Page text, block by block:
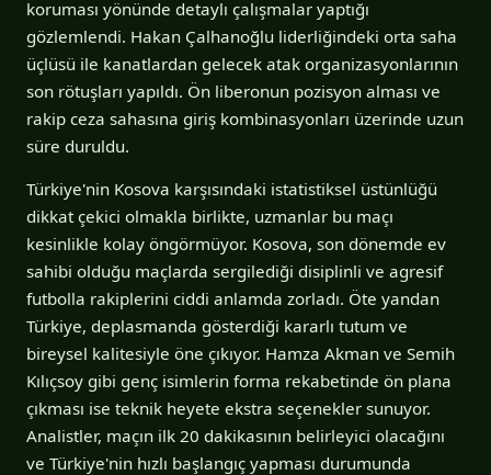
koruması yönünde detaylı çalışmalar yaptığı
gözlemlendi. Hakan Çalhanoğlu liderliğindeki orta saha
üçlüsü ile kanatlardan gelecek atak organizasyonlarının
son rötuşları yapıldı. Ön liberonun pozisyon alması ve
rakip ceza sahasına giriş kombinasyonları üzerinde uzun
süre duruldu.
Türkiye'nin Kosova karşısındaki istatistiksel üstünlüğü
dikkat çekici olmakla birlikte, uzmanlar bu maçı
kesinlikle kolay öngörmüyor. Kosova, son dönemde ev
sahibi olduğu maçlarda sergilediği disiplinli ve agresif
futbolla rakiplerini ciddi anlamda zorladı. Öte yandan
Türkiye, deplasmanda gösterdiği kararlı tutum ve
bireysel kalitesiyle öne çıkıyor. Hamza Akman ve Semih
Kılıçsoy gibi genç isimlerin forma rekabetinde ön plana
çıkması ise teknik heyete ekstra seçenekler sunuyor.
Analistler, maçın ilk 20 dakikasının belirleyici olacağını
ve Türkiye'nin hızlı başlangıç yapması durumunda